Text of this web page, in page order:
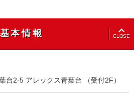
基本情報 CLOSE
台2-5 アレックス青葉台 （受付2F）